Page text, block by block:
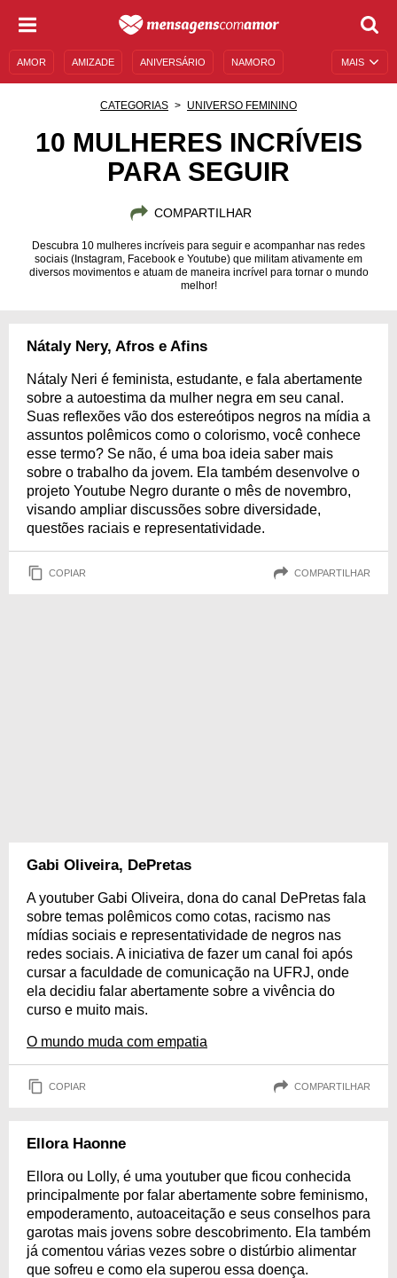
MAIS
AMOR AMIZADE ANIVERSÁRIO NAMORO
MENSAGENS E FRASES MENSAGENS DE ANIVERSÁRIO
CATEGORIAS UNIVERSO FEMININO
10 MULHERES INCRÍVEIS
PARA SEGUIR
COMPARTILHAR
Descubra 10 mulheres incríveis para seguir e acompanhar nas redes
sociais (Instagram, Facebook e Youtube) que militam ativamente em
diversos movimentos e atuam de maneira incrível para tornar o mundo
melhor!
Nátaly Nery, Afros e Afins
Nátaly Neri é feminista, estudante, e fala abertamente
sobre a autoestima da mulher negra em seu canal.
Suas reflexões vão dos estereótipos negros na mídia a
assuntos polêmicos como o colorismo, você conhece
esse termo? Se não, é uma boa ideia saber mais
sobre o trabalho da jovem. Ela também desenvolve o
projeto Youtube Negro durante o mês de novembro,
visando ampliar discussões sobre diversidade,
questões raciais e representatividade.
COPIAR COMPARTILHAR
Gabi Oliveira, DePretas
A youtuber Gabi Oliveira, dona do canal DePretas fala
sobre temas polêmicos como cotas, racismo nas
mídias sociais e representatividade de negros nas
redes sociais. A iniciativa de fazer um canal foi após
cursar a faculdade de comunicação na UFRJ, onde
ela decidiu falar abertamente sobre a vivência do
curso e muito mais.
O mundo muda com empatia
COPIAR COMPARTILHAR
Ellora Haonne
Ellora ou Lolly, é uma youtuber que ficou conhecida
principalmente por falar abertamente sobre feminismo,
empoderamento, autoaceitação e seus conselhos para
garotas mais jovens sobre descobrimento. Ela também
já comentou várias vezes sobre o distúrbio alimentar
que sofreu e como ela superou essa doença.